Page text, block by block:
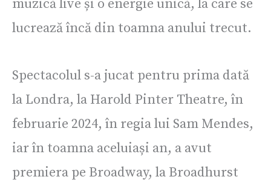
muzică live și o energie unică, la care se
lucrează încă din toamna anului trecut.
Spectacolul s-a jucat pentru prima dată
la Londra, la Harold Pinter Theatre, în
februarie 2024, în regia lui Sam Mendes,
iar în toamna aceluiași an, a avut
premiera pe Broadway, la Broadhurst